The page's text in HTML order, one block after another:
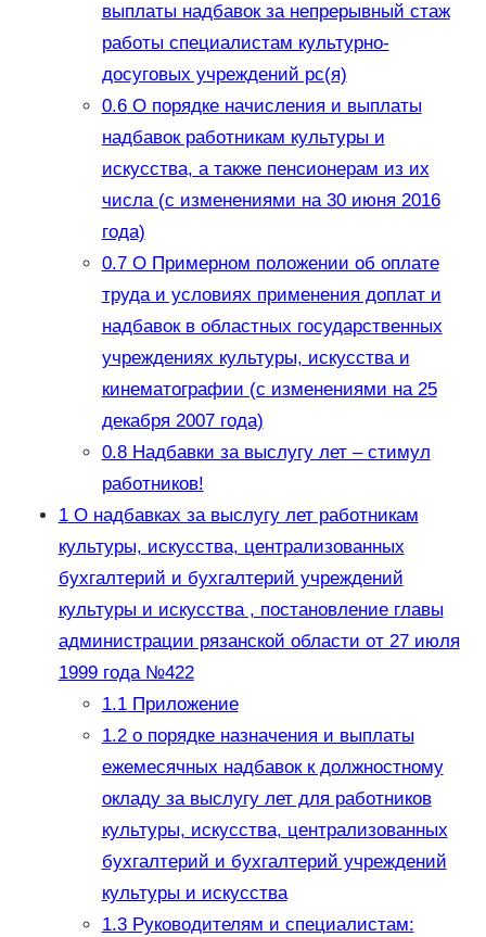
выплаты надбавок за непрерывный стаж
работы специалистам культурно-
досуговых учреждений рс(я)
0.6О порядке начисления и выплаты
надбавок работникам культуры и
искусства, а также пенсионерам из их
числа (с изменениями на 30 июня 2016
года)
0.7О Примерном положении об оплате
труда и условиях применения доплат и
надбавок в областных государственных
учреждениях культуры, искусства и
кинематографии (с изменениями на 25
декабря 2007 года)
0.8Надбавки за выслугу лет – стимул
работников!
1О надбавках за выслугу лет работникам
культуры, искусства, централизованных
бухгалтерий и бухгалтерий учреждений
культуры и искусства , постановление главы
администрации рязанской области от 27 июля
1999 года №422
1.1Приложение
1.2о порядке назначения и выплаты
ежемесячных надбавок к должностному
окладу за выслугу лет для работников
культуры, искусства, централизованных
бухгалтерий и бухгалтерий учреждений
культуры и искусства
1.3Руководителям и специалистам: